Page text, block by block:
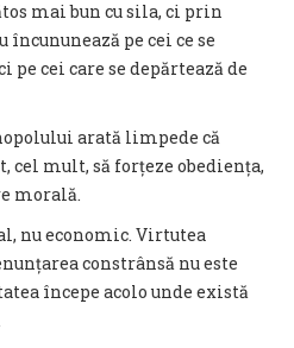
mai bun cu sila, ci prin
pe cei ce se
pe cei care se depărtează de
arată limpede că
cel mult, să forțeze obediența,
morală.
nu economic. Virtutea
constrânsă nu este
începe acolo unde există